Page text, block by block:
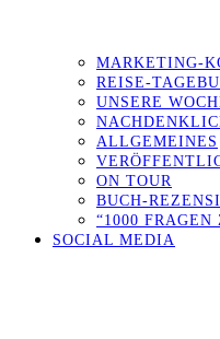
MARKETING-
REISE-
UNSERE
ALLGEMEINES
ON TOUR
BUCH-
“1000 FRAGEN
SOCIAL MEDIA